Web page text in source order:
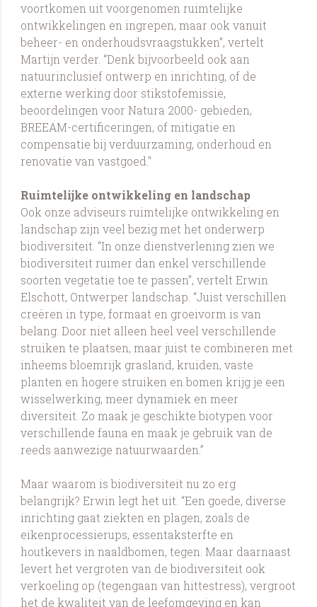
voortkomen uit voorgenomen ruimtelijke
ontwikkelingen en ingrepen, maar ook vanuit
beheer- en onderhoudsvraagstukken”, vertelt
Martijn verder. “Denk bijvoorbeeld ook aan
natuurinclusief ontwerp en inrichting, of de
externe werking door stikstofemissie,
beoordelingen voor Natura 2000- gebieden,
BREEAM-certificeringen, of mitigatie en
compensatie bij verduurzaming, onderhoud en
renovatie van vastgoed."
Ruimtelijke ontwikkeling en landschap
Ook onze adviseurs ruimtelijke ontwikkeling en
landschap zijn veel bezig met het onderwerp
biodiversiteit. “In onze dienstverlening zien we
biodiversiteit ruimer dan enkel verschillende
soorten vegetatie toe te passen”, vertelt Erwin
Elschott, Ontwerper landschap. “Juist verschillen
creëren in type, formaat en groeivorm is van
belang. Door niet alleen heel veel verschillende
struiken te plaatsen, maar juist te combineren met
inheems bloemrijk grasland, kruiden, vaste
planten en hogere struiken en bomen krijg je een
wisselwerking, meer dynamiek en meer
diversiteit. Zo maak je geschikte biotypen voor
verschillende fauna en maak je gebruik van de
reeds aanwezige natuurwaarden.”
Maar waarom is biodiversiteit nu zo erg
belangrijk? Erwin legt het uit. “Een goede, diverse
inrichting gaat ziekten en plagen, zoals de
eikenprocessierups, essentaksterfte en
houtkevers in naaldbomen, tegen. Maar daarnaast
levert het vergroten van de biodiversiteit ook
verkoeling op (tegengaan van hittestress), vergroot
het de kwaliteit van de leefomgeving en kan